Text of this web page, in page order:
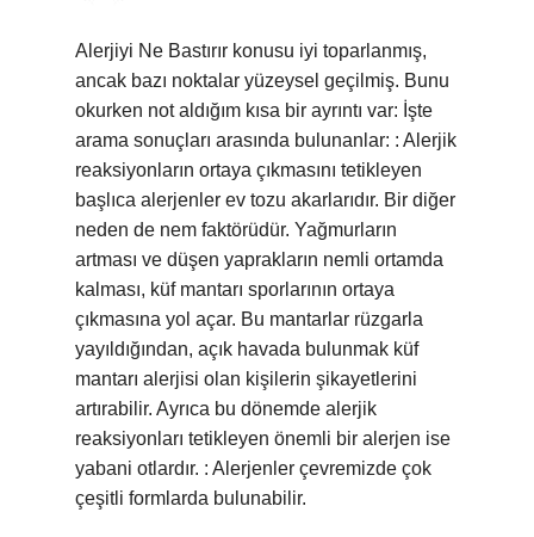
Alerjiyi Ne Bastırır konusu iyi toparlanmış,
ancak bazı noktalar yüzeysel geçilmiş. Bunu
okurken not aldığım kısa bir ayrıntı var: İşte
arama sonuçları arasında bulunanlar: : Alerjik
reaksiyonların ortaya çıkmasını tetikleyen
başlıca alerjenler ev tozu akarlarıdır. Bir diğer
neden de nem faktörüdür. Yağmurların
artması ve düşen yaprakların nemli ortamda
kalması, küf mantarı sporlarının ortaya
çıkmasına yol açar. Bu mantarlar rüzgarla
yayıldığından, açık havada bulunmak küf
mantarı alerjisi olan kişilerin şikayetlerini
artırabilir. Ayrıca bu dönemde alerjik
reaksiyonları tetikleyen önemli bir alerjen ise
yabani otlardır. : Alerjenler çevremizde çok
çeşitli formlarda bulunabilir.